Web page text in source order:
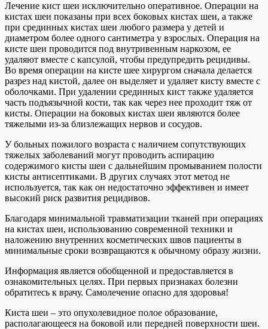
Лечение кист шеи исключительно оперативное. Операции на
кистах шеи показаны при всех боковых кистах шеи, а также
при срединных кистах шеи любого размера у детей и
диаметром более одного сантиметра у взрослых. Операция на
кисте шеи проводится под внутривенным наркозом, ее
удаляют вместе с капсулой, чтобы предупредить рецидивы.
Во время операции на кисте шее хирургом сначала делается
разрез над кистой, далее он выделяет и удаляет кисту вместе с
оболочками. При удалении срединных кист также удаляется
часть подъязычной кости, так как через нее проходит тяж от
кисты. Операции на боковых кистах шеи являются более
тяжелыми из-за близлежащих нервов и сосудов.
У больных пожилого возраста с наличием сопутствующих
тяжелых заболеваний могут проводить аспирацию
содержимого кисты шеи с дальнейшим промыванием полости
кисты антисептиками. В других случаях этот метод не
используется, так как он недостаточно эффективен и имеет
высокий риск развития рецидивов.
Благодаря минимальной травматизации тканей при операциях
на кистах шеи, использованию современной техники и
наложению внутренних косметических швов пациенты в
минимальные сроки возвращаются к обычному образу жизни.
Информация является обобщенной и предоставляется в
ознакомительных целях. При первых признаках болезни
обратитесь к врачу. Самолечение опасно для здоровья!
Киста шеи – это опухолевидное полое образование,
располагающееся на боковой или передней поверхности шеи.